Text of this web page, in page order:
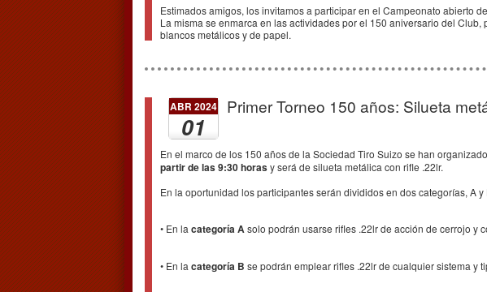
Estimados amigos, los invitamos a participar en el Campeonato abierto
La misma se enmarca en las actividades por el 150 aniversario del
blancos metálicos y de papel.
ABR 2024
01
Primer Torneo 150 años: Silueta
En el marco de los 150 años de la Sociedad Tiro Suizo se han
partir de las 9:30 horasy será de silueta metálica con rifle .22lr.
En la oportunidad los participantes serán divididos en dos categorías, A
• En la categoría Asolo podrán usarse rifles .22lr de acción de cerrojo y
• En la categoría B se podrán emplear rifles .22lr de cualquier sistema y